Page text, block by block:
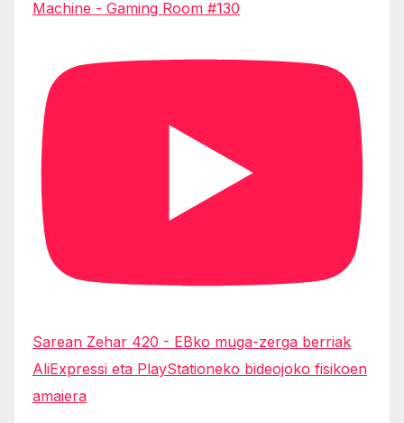
Machine - Gaming Room #130
Sarean Zehar 420 - EBko muga-zerga berriak
AliExpressi eta PlayStationeko bideojoko fisikoen
amaiera